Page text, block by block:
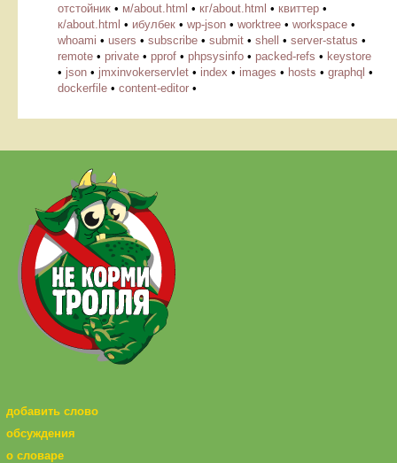
отстойник • м/about.html • кг/about.html • квиттер •
к/about.html • ибулбек • wp-json • worktree • workspace •
whoami • users • subscribe • submit • shell • server-status •
remote • private • pprof • phpsysinfo • packed-refs • keystore
• json • jmxinvokerservlet • index • images • hosts • graphql •
dockerfile • content-editor •
добавить слово
обсуждения
о словаре